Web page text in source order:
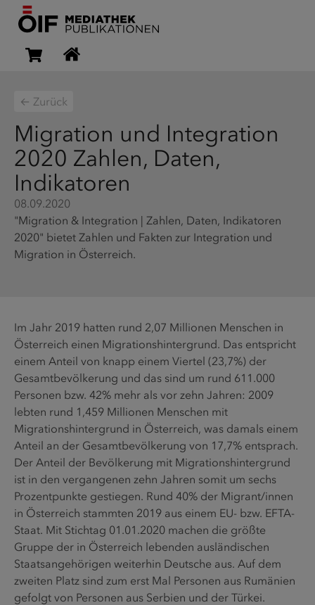
← Zurück
Migration und Integration
2020 Zahlen, Daten,
Indikatoren
08.09.2020
"Migration & Integration | Zahlen, Daten, Indikatoren
2020" bietet Zahlen und Fakten zur Integration und
Migration in Österreich.
Im Jahr 2019 hatten rund 2,07 Millionen Menschen in
Österreich einen Migrationshintergrund. Das entspricht
einem Anteil von knapp einem Viertel (23,7%) der
Gesamtbevölkerung und das sind um rund 611.000
Personen bzw. 42% mehr als vor zehn Jahren: 2009
lebten rund 1,459 Millionen Menschen mit
Migrationshintergrund in Österreich, was damals einem
Anteil an der Gesamtbevölkerung von 17,7% entsprach.
Der Anteil der Bevölkerung mit Migrationshintergrund
ist in den vergangenen zehn Jahren somit um sechs
Prozentpunkte gestiegen. Rund 40% der Migrant/innen
in Österreich stammten 2019 aus einem EU- bzw. EFTA-
Staat. Mit Stichtag 01.01.2020 machen die größte
Gruppe der in Österreich lebenden ausländischen
Staatsangehörigen weiterhin Deutsche aus. Auf dem
zweiten Platz sind zum erst Mal Personen aus Rumänien
gefolgt von Personen aus Serbien und der Türkei.